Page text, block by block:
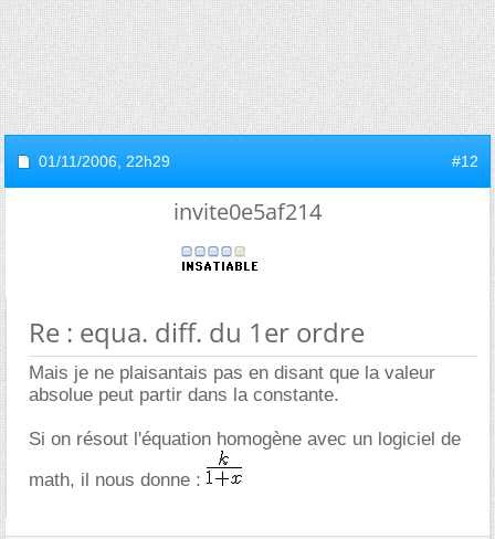
01/11/2006, 22h29 #12
invite0e5af214
Re : equa. diff. du 1er ordre
Mais je ne plaisantais pas en disant que la valeur
absolue peut partir dans la constante.
Si on résout l'équation homogène avec un logiciel de
math, il nous donne :